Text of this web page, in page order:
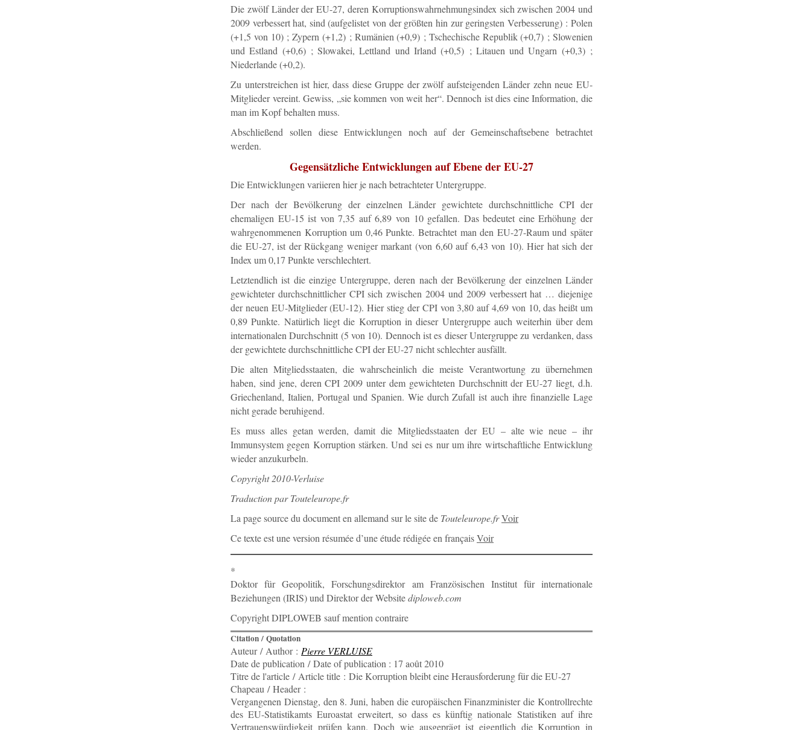
Die zwölf Länder der EU-27, deren Korruptionswahrnehmungsindex sich zwischen 2004 und
2009 verbessert hat, sind (aufgelistet von der größten hin zur geringsten Verbesserung) : Polen
(+1,5 von 10) ; Zypern (+1,2) ; Rumänien (+0,9) ; Tschechische Republik (+0,7) ; Slowenien
und Estland (+0,6) ; Slowakei, Lettland und Irland (+0,5) ; Litauen und Ungarn (+0,3) ;
Niederlande (+0,2).
Zu unterstreichen ist hier, dass diese Gruppe der zwölf aufsteigenden Länder zehn neue EU-
Mitglieder vereint. Gewiss, „sie kommen von weit her“. Dennoch ist dies eine Information, die
man im Kopf behalten muss.
Abschließend sollen diese Entwicklungen noch auf der Gemeinschaftsebene betrachtet
werden.
Gegensätzliche Entwicklungen auf Ebene der EU-27
Die Entwicklungen variieren hier je nach betrachteter Untergruppe.
Der nach der Bevölkerung der einzelnen Länder gewichtete durchschnittliche CPI der
ehemaligen EU-15 ist von 7,35 auf 6,89 von 10 gefallen. Das bedeutet eine Erhöhung der
wahrgenommenen Korruption um 0,46 Punkte. Betrachtet man den EU-27-Raum und später
die EU-27, ist der Rückgang weniger markant (von 6,60 auf 6,43 von 10). Hier hat sich der
Index um 0,17 Punkte verschlechtert.
Letztendlich ist die einzige Untergruppe, deren nach der Bevölkerung der einzelnen Länder
gewichteter durchschnittlicher CPI sich zwischen 2004 und 2009 verbessert hat … diejenige
der neuen EU-Mitglieder (EU-12). Hier stieg der CPI von 3,80 auf 4,69 von 10, das heißt um
0,89 Punkte. Natürlich liegt die Korruption in dieser Untergruppe auch weiterhin über dem
internationalen Durchschnitt (5 von 10). Dennoch ist es dieser Untergruppe zu verdanken, dass
der gewichtete durchschnittliche CPI der EU-27 nicht schlechter ausfällt.
Die alten Mitgliedsstaaten, die wahrscheinlich die meiste Verantwortung zu übernehmen
haben, sind jene, deren CPI 2009 unter dem gewichteten Durchschnitt der EU-27 liegt, d.h.
Griechenland, Italien, Portugal und Spanien. Wie durch Zufall ist auch ihre finanzielle Lage
nicht gerade beruhigend.
Es muss alles getan werden, damit die Mitgliedsstaaten der EU – alte wie neue – ihr
Immunsystem gegen Korruption stärken. Und sei es nur um ihre wirtschaftliche Entwicklung
wieder anzukurbeln.
Copyright 2010-Verluise
Traduction par Touteleurope.fr
La page source du document en allemand sur le site de Touteleurope.frVoir
Ce texte est une version résumée d’une étude rédigée en françaisVoir
*
Doktor für Geopolitik, Forschungsdirektor am Französischen Institut für internationale
Beziehungen (IRIS) und Direktor der Websitediploweb.com
Copyright DIPLOWEB sauf mention contraire
Citation / Quotation
Auteur / Author : Pierre VERLUISE
Date de publication / Date of publication : 17 août 2010
Titre de l'article / Article title : Die Korruption bleibt eine Herausforderung für die EU-27
Chapeau / Header :
Vergangenen Dienstag, den 8. Juni, haben die europäischen Finanzminister die Kontrollrechte
des EU-Statistikamts Euroastat erweitert, so dass es künftig nationale Statistiken auf ihre
Vertrauenswürdigkeit prüfen kann. Doch wie ausgeprägt ist eigentlich die Korruption in